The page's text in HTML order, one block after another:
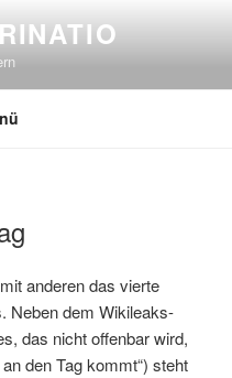
anderen das vierte
Neben dem Wikileaks-
das nicht offenbar wird,
den Tag kommt“) steht